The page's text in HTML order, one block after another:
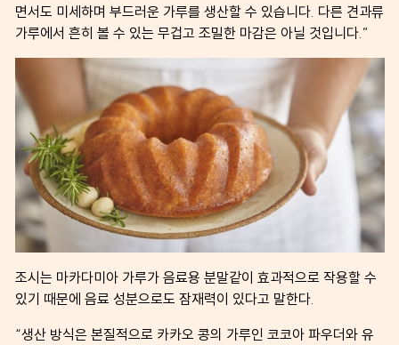
면서도 미세하며 부드러운 가루를 생산할 수 있습니다. 다른 견과류
가루에서 흔히 볼 수 있는 무겁고 조밀한 마감은 아닐 것입니다.”
조시는 마카다미아 가루가 음료용 분말같이 효과적으로 작용할 수
있기 때문에 음료 성분으로도 잠재력이 있다고 말한다.
“생산 방식은 본질적으로 카카오 콩의 가루인 코코아 파우더와 유